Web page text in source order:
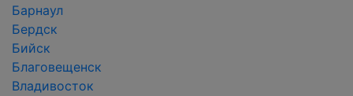
Барнаул
Бердск
Бийск
Благовещенск
Владивосток